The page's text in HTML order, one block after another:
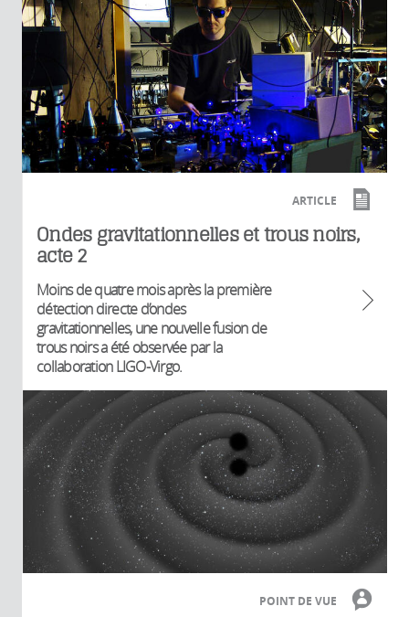
ARTICLE
Ondes gravitationnelles et trous noirs,
acte 2
Moins de quatre mois après la première
détection directe d’ondes
gravitationnelles, une nouvelle fusion de
trous noirs a été observée par la
collaboration LIGO-Virgo.
POINT DE VUE